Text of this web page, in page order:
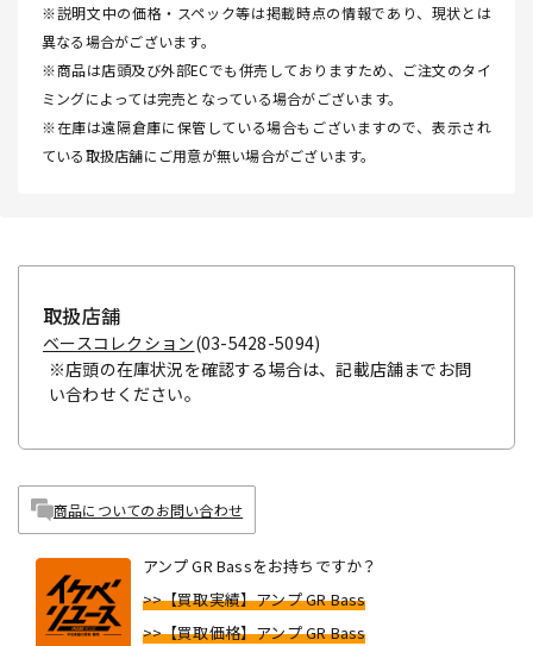
※説明文中の価格・スペック等は掲載時点の情報であり、現状とは
異なる場合がございます。
※商品は店頭及び外部ECでも併売しておりますため、ご注文のタイ
ミングによっては完売となっている場合がございます。
※在庫は遠隔倉庫に保管している場合もございますので、表示され
ている取扱店舗にご用意が無い場合がございます。
取扱店舗
ベースコレクション(03-5428-5094)
※店頭の在庫状況を確認する場合は、記載店舗までお問
い合わせください。
商品についてのお問い合わせ
アンプ GR Bassをお持ちですか？
>>【買取実績】アンプ GR Bass
>>【買取価格】アンプ GR Bass